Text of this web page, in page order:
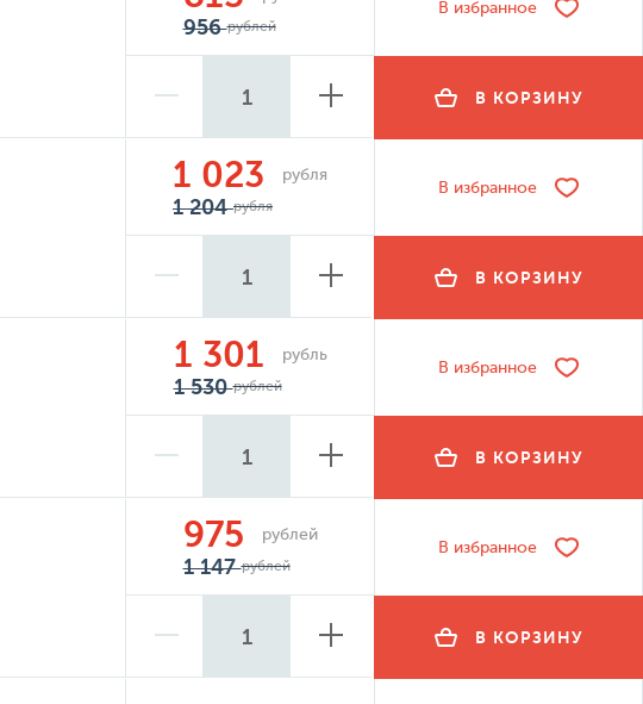
956рублей
В избранное
В КОРЗИНУ
1 023 рубля
1 204рубля
В избранное
В КОРЗИНУ
1 301 рубль
1 530рублей
В избранное
В КОРЗИНУ
975 рублей
1 147рублей
В избранное
В КОРЗИНУ